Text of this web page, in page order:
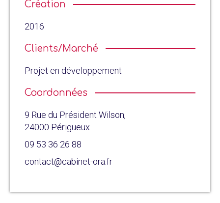
Création
2016
Clients/Marché
Projet en développement
Coordonnées
9 Rue du Président Wilson,
24000 Périgueux
09 53 36 26 88
contact@cabinet-ora.fr